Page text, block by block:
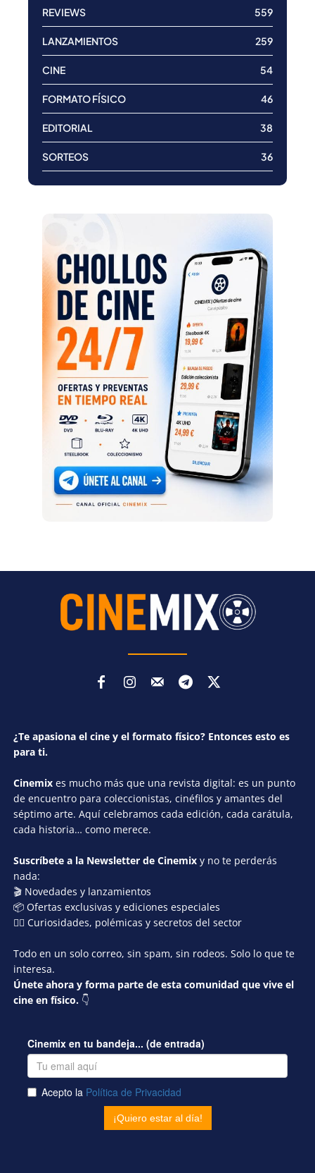
REVIEWS 559
LANZAMIENTOS 259
CINE 54
FORMATO FÍSICO 46
EDITORIAL 38
SORTEOS 36
¿Te apasiona el cine y el formato físico? Entonces esto es
para ti.
Cinemix es mucho más que una revista digital: es un punto
de encuentro para coleccionistas, cinéfilos y amantes del
séptimo arte. Aquí celebramos cada edición, cada carátula,
cada historia… como merece.
Suscríbete a la Newsletter de Cinemix y no te perderás
nada:
🎬 Novedades y lanzamientos
📦 Ofertas exclusivas y ediciones especiales
🕵️‍♂️ Curiosidades, polémicas y secretos del sector
Todo en un solo correo, sin spam, sin rodeos. Solo lo que te
interesa.
Únete ahora y forma parte de esta comunidad que vive el
cine en físico. 👇